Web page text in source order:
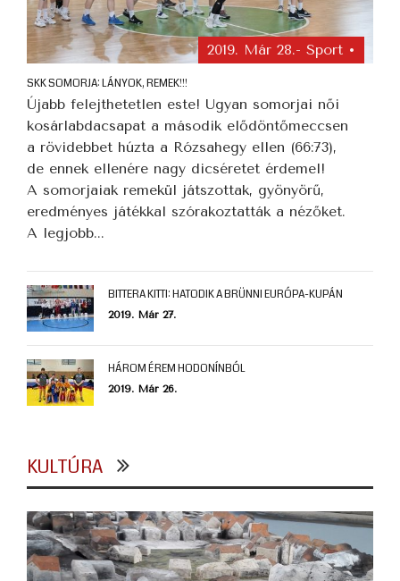
- Sport •
2019. Már 28.
SKK SOMORJA: LÁNYOK, REMEK!!!
Újabb felejthetetlen este! Ugyan somorjai női
kosárlabdacsapat a második elődöntőmeccsen
a rövidebbet húzta a Rózsahegy ellen (66:73),
de ennek ellenére nagy dicséretet érdemel!
A somorjaiak remekül játszottak, gyönyörű,
eredményes játékkal szórakoztatták a nézőket.
A legjobb...
BITTERA KITTI: HATODIK A BRÜNNI EURÓPA-KUPÁN
2019. Már 27.
HÁROM ÉREM HODONÍNBÓL
2019. Már 26.
KULTÚRA